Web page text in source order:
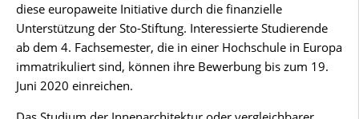
diese europaweite Initiative durch die finanzielle
Unterstützung der Sto-Stiftung. Interessierte Studierende
ab dem 4. Fachsemester, die in einer Hochschule in Europa
immatrikuliert sind, können ihre Bewerbung bis zum 19.
Juni 2020 einreichen.